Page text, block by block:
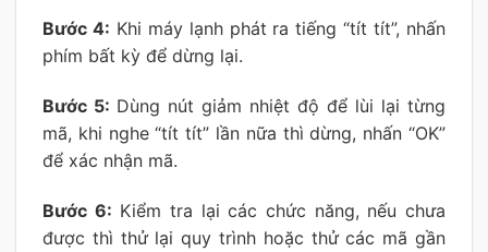
Bước 4: Khi máy lạnh phát ra tiếng “tít tít”, nhấn
phím bất kỳ để dừng lại.
Bước 5: Dùng nút giảm nhiệt độ để lùi lại từng
mã, khi nghe “tít tít” lần nữa thì dừng, nhấn “OK”
để xác nhận mã.
Bước 6: Kiểm tra lại các chức năng, nếu chưa
được thì thử lại quy trình hoặc thử các mã gần